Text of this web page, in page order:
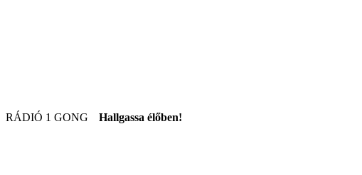
RÁDIÓ 1 GONG Hallgassa élőben!